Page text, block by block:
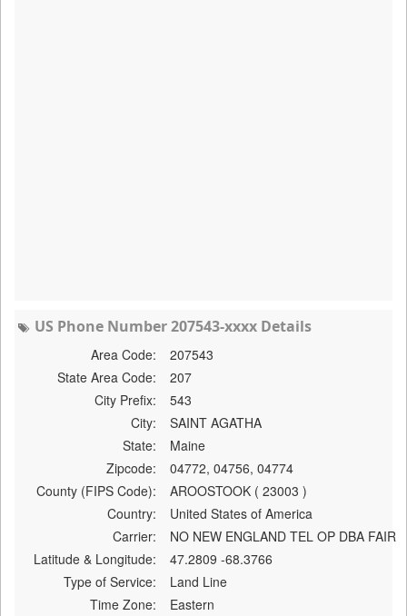
US Phone Number 207543-xxxx Details
Area Code:
207543
State Area Code:
207
City Prefix:
543
City:
SAINT AGATHA
State:
Maine
Zipcode:
04772, 04756, 04774
County (FIPS Code):
AROOSTOOK ( 23003 )
Country:
United States of America
Carrier:
NO NEW ENGLAND TEL OP DBA FAIR
Latitude & Longitude:
47.2809 -68.3766
Type of Service:
Land Line
Time Zone:
Eastern